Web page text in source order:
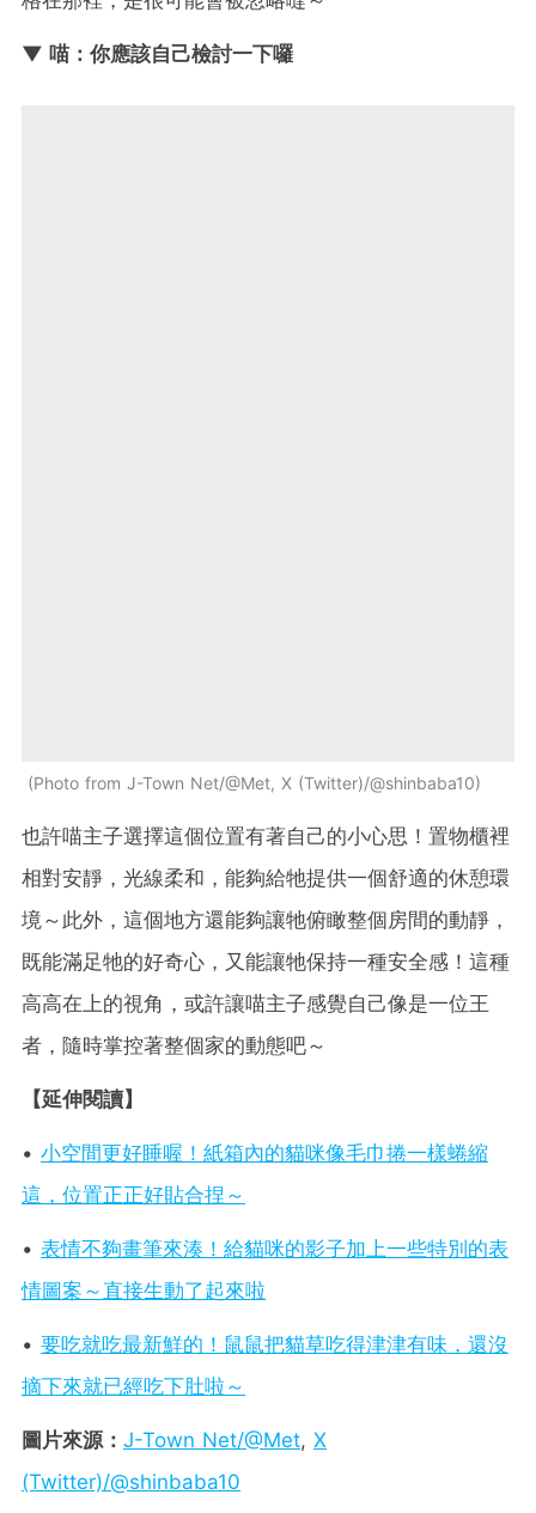
▼ 喵：你應該自己檢討一下囉
Photo from J-Town Net/@Met, X (Twitter)/@shinbaba10
也許喵主子選擇這個位置有著自己的小心思！置物櫃裡
相對安靜，光線柔和，能夠給牠提供一個舒適的休憩環
境～此外，這個地方還能夠讓牠俯瞰整個房間的動靜，
既能滿足牠的好奇心，又能讓牠保持一種安全感！這種
高高在上的視角，或許讓喵主子感覺自己像是一位王
者，隨時掌控著整個家的動態吧～
【延伸閱讀】
• 小空間更好睡喔！紙箱內的貓咪像毛巾捲一樣蜷縮
這，位置正正好貼合捏～
• 表情不夠畫筆來湊！給貓咪的影子加上一些特別的表
情圖案～直接生動了起來啦
• 要吃就吃最新鮮的！鼠鼠把貓草吃得津津有味，還沒
摘下來就已經吃下肚啦～
圖片來源： J-Town Net/@Met, X
(Twitter)/@shinbaba10